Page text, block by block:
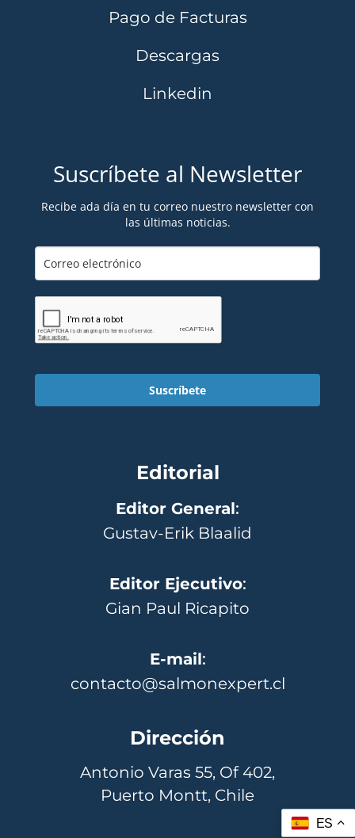
Pago de Facturas
Descargas
Linkedin
Suscríbete al Newsletter
Recibe ada día en tu correo nuestro newsletter con
las últimas noticias.
Suscríbete
Editorial
Editor General:
Gustav-Erik Blaalid
Editor Ejecutivo:
Gian Paul Ricapito
E-mail:
contacto@salmonexpert.cl
Dirección
Antonio Varas 55, Of 402,
Puerto Montt, Chile
ES